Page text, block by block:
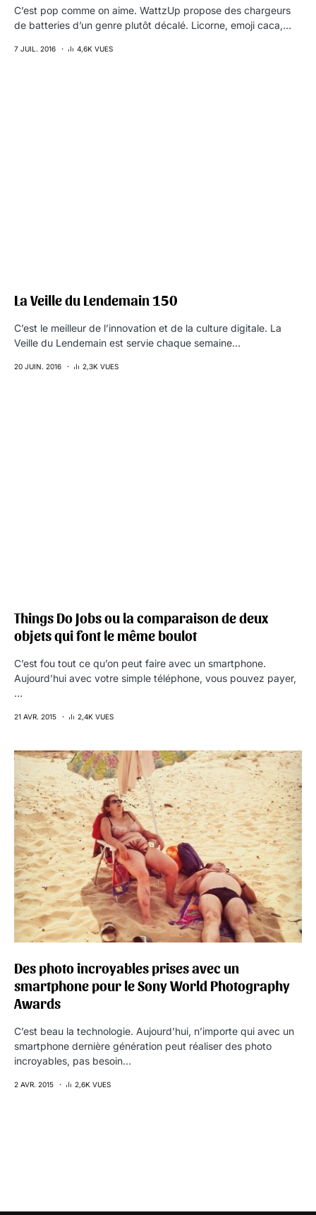
C’est pop comme on aime. WattzUp propose des chargeurs
de batteries d’un genre plutôt décalé. Licorne, emoji caca,…
7 JUIL. 2016 4,6K VUES
La Veille du Lendemain 150
C’est le meilleur de l’innovation et de la culture digitale. La
Veille du Lendemain est servie chaque semaine…
20 JUIN. 2016 2,3K VUES
Things Do Jobs ou la comparaison de deux
objets qui font le même boulot
C’est fou tout ce qu’on peut faire avec un smartphone.
Aujourd’hui avec votre simple téléphone, vous pouvez payer,
…
21 AVR. 2015 2,4K VUES
Des photo incroyables prises avec un
smartphone pour le Sony World Photography
Awards
C’est beau la technologie. Aujourd’hui, n’importe qui avec un
smartphone dernière génération peut réaliser des photo
incroyables, pas besoin…
2 AVR. 2015 2,6K VUES